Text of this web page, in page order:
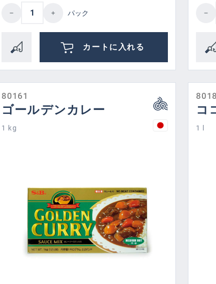
or use the buttons to increase or
Product Quantity: Enter the desired
パック
カートに入れる
80161
ゴールデンカレー
1 kg
コ
1 l